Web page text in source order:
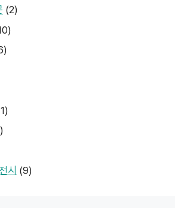
(2)
시 (9)